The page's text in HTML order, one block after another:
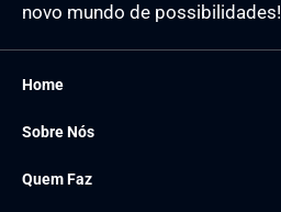
novo mundo de possibilidades!
Home
Sobre Nós
Quem Faz